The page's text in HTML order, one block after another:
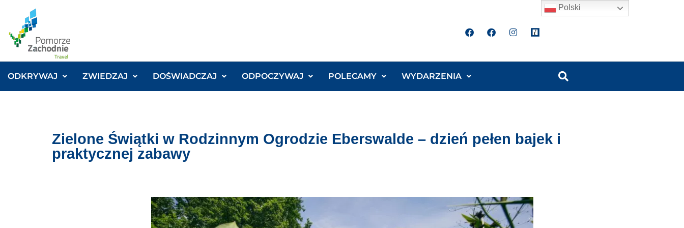
ODKRYWAJ ZWIEDZAJ DOŚWIADCZAJ ODPOCZYWAJ POLECAMY WYDARZENIA
Zielone Świątki w Rodzinnym Ogrodzie Eberswalde – dzień pełen bajek i
praktycznej zabawy
Polski